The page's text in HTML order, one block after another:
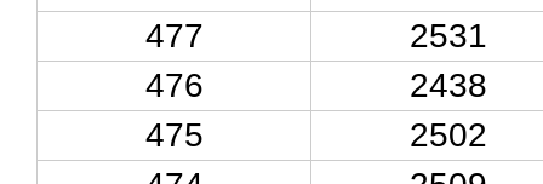
477
2531
476
2438
475
2502